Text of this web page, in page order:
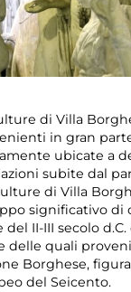
di Villa
in gran
ubicate a
subite dal
di Villa
significativo di
II-III secolo
delle quali
Borghese,
del Seicento.